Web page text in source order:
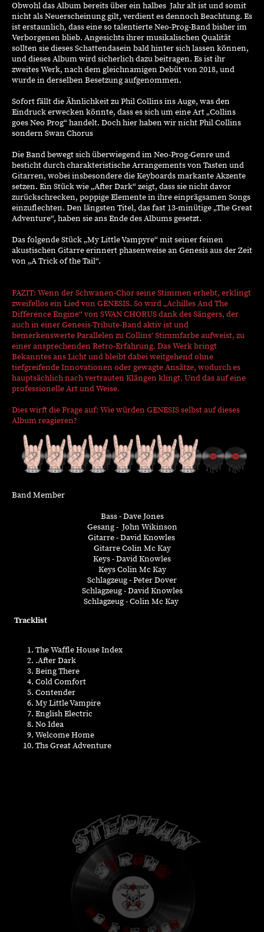
Obwohl das Album bereits über ein halbes Jahr alt ist und somit
nicht als Neuerscheinung gilt, verdient es dennoch Beachtung. Es
ist erstaunlich, dass eine so talentierte Neo-Prog-Band bisher im
Verborgenen blieb. Angesichts ihrer musikalischen Qualität
sollten sie dieses Schattendasein bald hinter sich lassen können,
und dieses Album wird sicherlich dazu beitragen. Es ist ihr
zweites Werk, nach dem gleichnamigen Debüt von 2018, und
wurde in derselben Besetzung aufgenommen.
Sofort fällt die Ähnlichkeit zu Phil Collins ins Auge, was den
Eindruck erwecken könnte, dass es sich um eine Art „Collins
goes Neo Prog“ handelt. Doch hier haben wir nicht Phil Collins
sondern Swan Chorus
Die Band bewegt sich überwiegend im Neo-Prog-Genre und
besticht durch charakteristische Arrangements von Tasten und
Gitarren, wobei insbesondere die Keyboards markante Akzente
setzen. Ein Stück wie „After Dark“ zeigt, dass sie nicht davor
zurückschrecken, poppige Elemente in ihre einprägsamen Songs
einzuflechten. Den längsten Titel, das fast 13-minütige „The Great
Adventure“, haben sie ans Ende des Albums gesetzt.
Das folgende Stück „My Little Vampyre“ mit seiner feinen
akustischen Gitarre erinnert phasenweise an Genesis aus der Zeit
von „A Trick of the Tail“.
FAZIT: Wenn der Schwanen-Chor seine Stimmen erhebt, erklingt
zweifellos ein Lied von GENESIS. So wird „Achilles And The
Difference Engine“ von SWAN CHORUS dank des Sängers, der
auch in einer Genesis-Tribute-Band aktiv ist und
bemerkenswerte Parallelen zu Collins‘ Stimmfarbe aufweist, zu
einer ansprechenden Retro-Erfahrung. Das Werk bringt
Bekanntes ans Licht und bleibt dabei weitgehend ohne
tiefgreifende Innovationen oder gewagte Ansätze, wodurch es
hauptsächlich nach vertrauten Klängen klingt. Und das auf eine
professionelle Art und Weise.
Dies wirft die Frage auf: Wie würden GENESIS selbst auf dieses
Album reagieren?
Band Member
Bass - Dave Jones
Gesang - John Wikinson
Gitarre - David Knowles
Gitarre Colin Mc Kay
Keys - David Knowles
Keys Colin Mc Kay
Schlagzeug - Peter Dover
Schlagzeug - David Knowles
Schlagzeug - Colin Mc Kay
Tracklist
The Waffle House Index
.After Dark
Being There
Cold Comfort
Contender
My Little Vampire
English Electric
No Idea
Welcome Home
Ths Great Adventure